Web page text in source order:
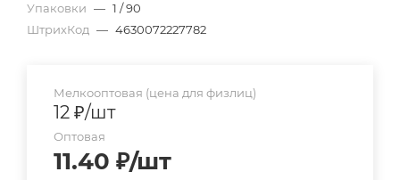
Упаковки — 1 / 90
ШтрихКод — 4630072227782
Мелкооптовая (цена для физлиц)
12 ₽/шт
Оптовая
11.40 ₽/шт